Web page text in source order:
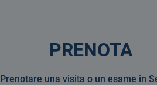
PRENOTA
Prenotare una visita o un esame in